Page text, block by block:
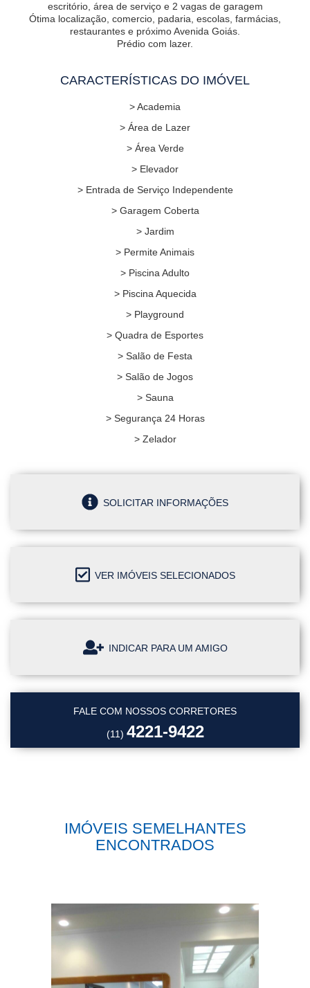
escritório, área de serviço e 2 vagas de garagem
Ótima localização, comercio, padaria, escolas, farmácias,
restaurantes e próximo Avenida Goiás.
Prédio com lazer.
CARACTERÍSTICAS DO IMÓVEL
> Academia
> Área de Lazer
> Área Verde
> Elevador
> Entrada de Serviço Independente
> Garagem Coberta
> Jardim
> Permite Animais
> Piscina Adulto
> Piscina Aquecida
> Playground
> Quadra de Esportes
> Salão de Festa
> Salão de Jogos
> Sauna
> Segurança 24 Horas
> Zelador
SOLICITAR INFORMAÇÕES
VER IMÓVEIS SELECIONADOS
INDICAR PARA UM AMIGO
FALE COM NOSSOS CORRETORES
(11) 4221-9422
IMÓVEIS SEMELHANTES
ENCONTRADOS